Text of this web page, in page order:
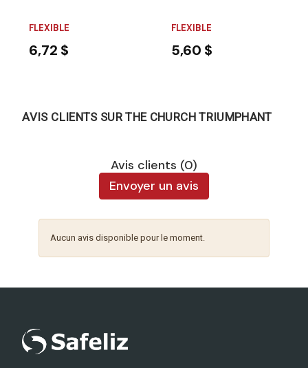
FLEXIBLE
6,72 $
FLEXIBLE
5,60 $
AVIS CLIENTS SUR THE CHURCH TRIUMPHANT
Avis clients (0)
Envoyer un avis
Aucun avis disponible pour le moment.